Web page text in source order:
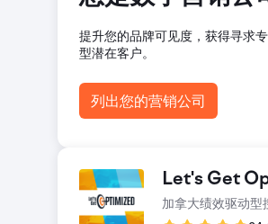
提升您的品牌可见度，获得寻求
型潜在客户。
列出您的营销公司
Let's Get
加拿大绩效驱动型